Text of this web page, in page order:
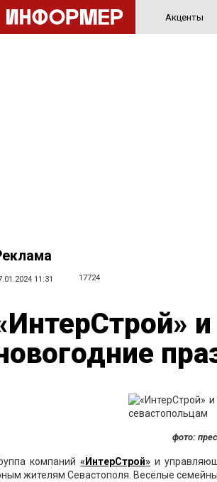
Акценты
11:31 17724
фото:
компаний«ИнтерСтрой» и
жителям Севастополя. Весёлые